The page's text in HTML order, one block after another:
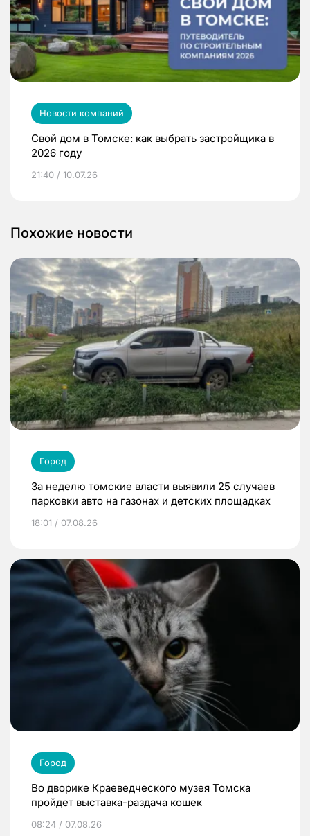
Новости компаний
Свой дом в Томске: как выбрать застройщика в
2026 году
21:40 / 10.07.26
Похожие новости
Город
За неделю томские власти выявили 25 случаев
парковки авто на газонах и детских площадках
18:01 / 07.08.26
Город
Во дворике Краеведческого музея Томска
пройдет выставка-раздача кошек
08:24 / 07.08.26